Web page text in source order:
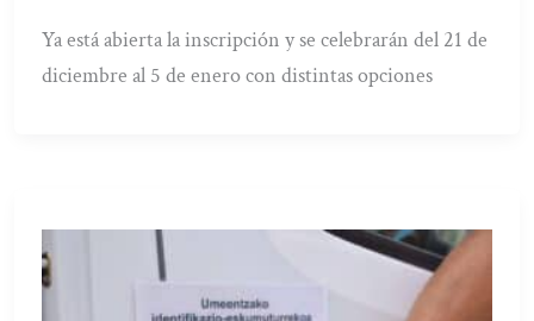
Ya está abierta la inscripción y se celebrarán del 21 de
diciembre al 5 de enero con distintas opciones